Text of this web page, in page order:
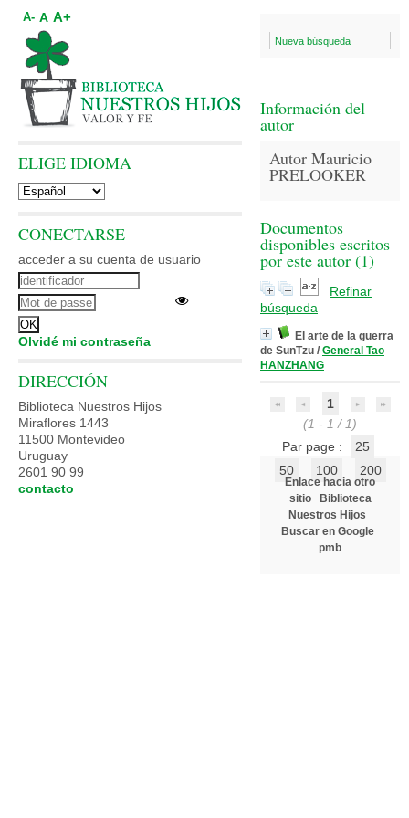
Nueva búsqueda
Información del
autor
Autor Mauricio
PRELOOKER
Documentos
disponibles escritos
por este autor (1)
Refinar
búsqueda
El arte de la guerra
de SunTzu / General Tao
HANZHANG
1
(1 - 1 / 1)
Par page :
25
50
100 200
Enlace hacia otro
sitio
Biblioteca
Nuestros Hijos
Buscar en Google
pmb
A- A A+
ELIGE IDIOMA
CONECTARSE
acceder a su cuenta de usuario
Olvidé mi contraseña
DIRECCIÓN
Biblioteca Nuestros Hijos
Miraflores 1443
11500 Montevideo
Uruguay
2601 90 99
contacto